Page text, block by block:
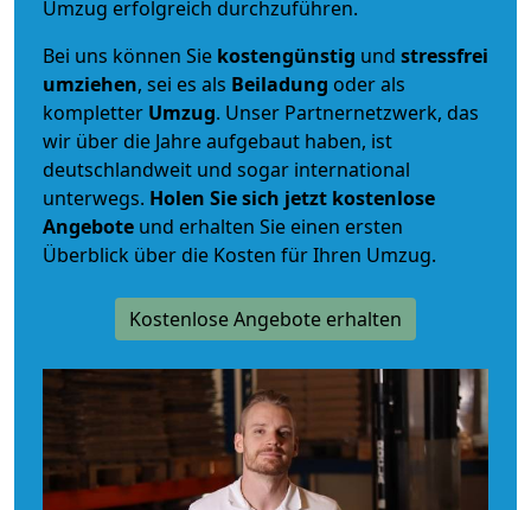
Umzug erfolgreich durchzuführen.
Bei uns können Sie kostengünstig und stressfrei
umziehen, sei es als Beiladung oder als
kompletter Umzug. Unser Partnernetzwerk, das
wir über die Jahre aufgebaut haben, ist
deutschlandweit und sogar international
unterwegs. Holen Sie sich jetzt kostenlose
Angebote und erhalten Sie einen ersten
Überblick über die Kosten für Ihren Umzug.
Kostenlose Angebote erhalten